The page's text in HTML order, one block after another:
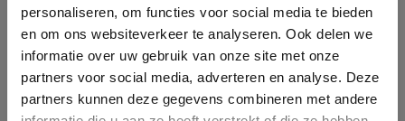
personaliseren, om functies voor social media te bieden
en om ons websiteverkeer te analyseren. Ook delen we
informatie over uw gebruik van onze site met onze
partners voor social media, adverteren en analyse. Deze
partners kunnen deze gegevens combineren met andere
Deze website gebruikt cookies om de
gebruikerservaring te verbeteren. Door
gebruik te maken van onze website geeft u
toestemming voor alle cookies in
overeenstemming met ons cookiebeleid.Lees
verder